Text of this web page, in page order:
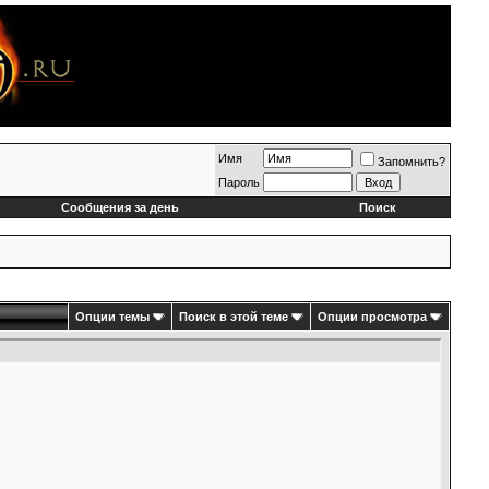
Имя
Запомнить?
Пароль
Сообщения за день
Поиск
Опции темы Поиск в этой теме Опции просмотра